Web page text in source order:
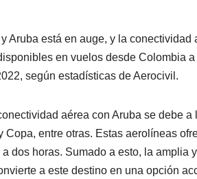
Aruba está en auge, y la
en vuelos desde Colombia
según estadísticas de Aerocivil.
aérea con Aruba se debe
Copa, entre otras. Estas aerolíneas
dos horas. Sumado a esto, la amplia
a este destino en una opción